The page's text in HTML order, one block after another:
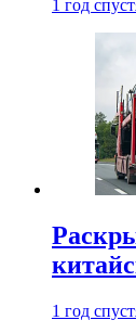
1 год
1 год